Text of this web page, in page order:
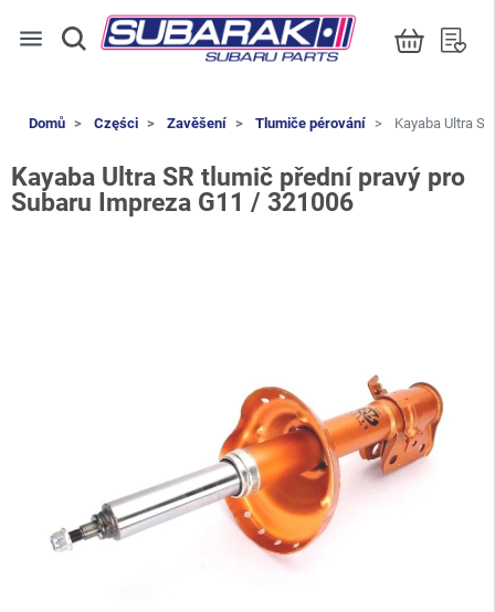
menu
Domů Części Zavěšení Tlumiče pérování Kayaba Ultra
Kayaba Ultra SR tlumič přední pravý pro
Subaru Impreza G11 / 321006